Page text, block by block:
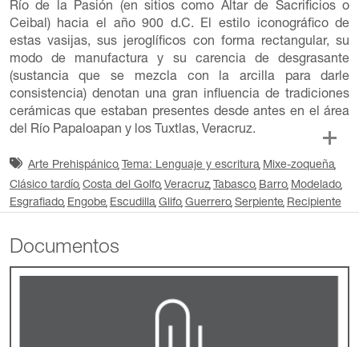
Río de la Pasión (en sitios como Altar de Sacrificios o
Ceibal) hacia el año 900 d.C. El estilo iconográfico de
estas vasijas, sus jeroglíficos con forma rectangular, su
modo de manufactura y su carencia de desgrasante
(sustancia que se mezcla con la arcilla para darle
consistencia) denotan una gran influencia de tradiciones
cerámicas que estaban presentes desde antes en el área
del Río Papaloapan y los Tuxtlas, Veracruz.
Arte Prehispánico Tema: Lenguaje y escritura Mixe-zoqueña
Clásico tardío Costa del Golfo Veracruz Tabasco Barro Modelado
Esgrafiado Engobe Escudilla Glifo Guerrero Serpiente Recipiente
Documentos